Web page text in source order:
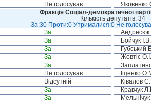
Не голосував Яковенко
Фракція Соціал-демократичної
Кількість депутатів: 34
За:30 Проти:0 Утрималися:0 Не
За
За Бойчук І.В.
За Губський
За Жовтіс О.І.
За
Не голосував Іщенко
Відсутній Ківалов
За Кравчук
За